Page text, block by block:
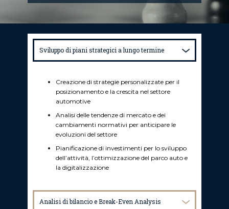
Sviluppo di piani strategici a lungo termine
Creazione di strategie personalizzate per il
posizionamento e la crescita nel settore
automotive
Analisi delle tendenze di mercato e dei
cambiamenti normativi per anticipare le
evoluzioni del settore
Pianificazione di investimenti per lo sviluppo
dell’attività, l’ottimizzazione del parco auto e
la digitalizzazione
Analisi di bilancio e Break-Even Analysis